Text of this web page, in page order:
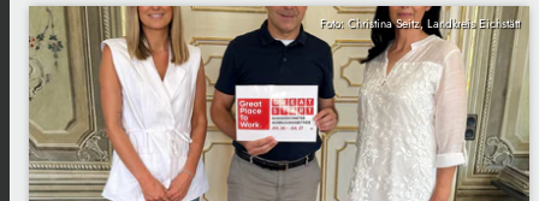
Foto: Christina Seitz, Landkreis Eichstätt